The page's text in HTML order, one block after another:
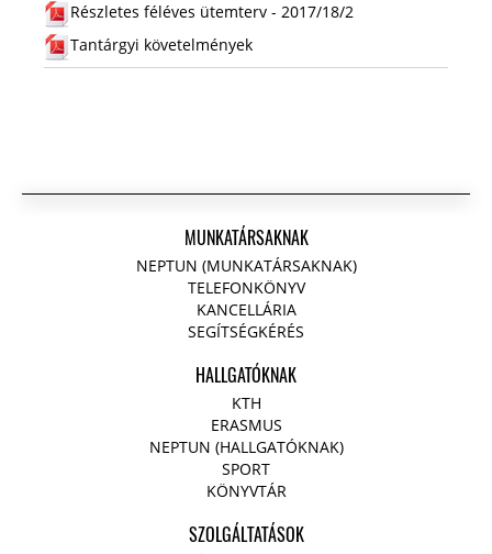
Részletes féléves ütemterv - 2017/18/2
Tantárgyi követelmények
MUNKATÁRSAKNAK
NEPTUN (MUNKATÁRSAKNAK)
TELEFONKÖNYV
KANCELLÁRIA
SEGÍTSÉGKÉRÉS
HALLGATÓKNAK
KTH
ERASMUS
NEPTUN (HALLGATÓKNAK)
SPORT
KÖNYVTÁR
SZOLGÁLTATÁSOK